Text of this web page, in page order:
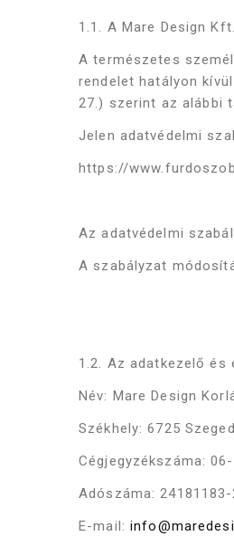
1.1. A Mare Design
A természetes
rendelet hatályon kívül
27.) szerint az alábbi
Jelen adatvédelmi
https://
Az adatvédelmi
A szabályzat
1.2. Az adatkezelő és
Név: Mare Design
Székhely: 6725
Cégjegyzékszáma:
Adószáma:
E-mail: